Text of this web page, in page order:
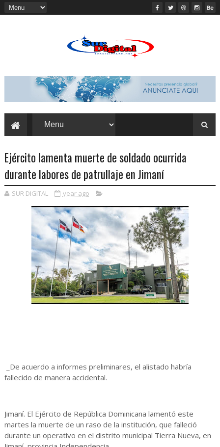
Ejército lamenta muerte de soldado ocurrida
durante labores de patrullaje en Jimaní
SUR DIGITAL year ago
_De acuerdo a informes preliminares, el alistado habría
fallecido de manera accidental._
Jimaní. El Ejército de República Dominicana lamentó este
martes la muerte de un raso de la institución, que falleció
durante un operativo en el distrito municipal Tierra Nueva, en